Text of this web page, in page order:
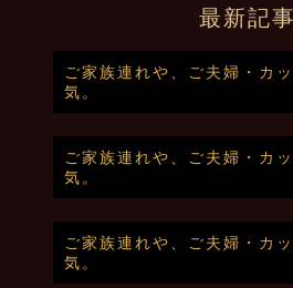
最新記事
ご家族連れや、ご夫婦・カ
気。
ご家族連れや、ご夫婦・カ
気。
ご家族連れや、ご夫婦・カ
気。